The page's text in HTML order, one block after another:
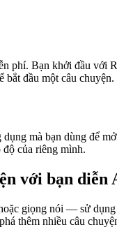
phí. Bạn khởi đầu với
bắt đầu một câu chuyện.
mà bạn dùng để
của riêng mình.
với bạn diễn
giọng nói — sử
thêm nhiều câu